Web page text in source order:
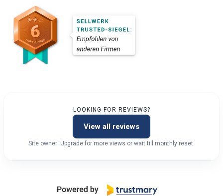
LOOKING FOR REVIEWS?
View all reviews
Site owner: Upgrade for more views or wait till monthly reset.